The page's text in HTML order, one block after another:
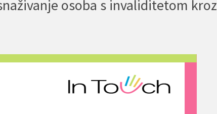
osoba s invaliditetom kroz